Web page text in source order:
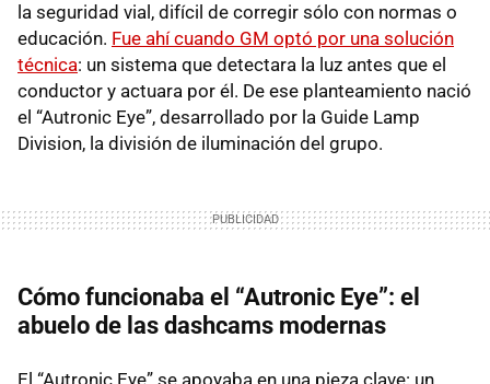
la seguridad vial, difícil de corregir sólo con normas o
educación. Fue ahí cuando GM optó por una solución
técnica: un sistema que detectara la luz antes que el
conductor y actuara por él. De ese planteamiento nació
el “Autronic Eye”, desarrollado por la Guide Lamp
Division, la división de iluminación del grupo.
Cómo funcionaba el “Autronic Eye”: el
abuelo de las dashcams modernas